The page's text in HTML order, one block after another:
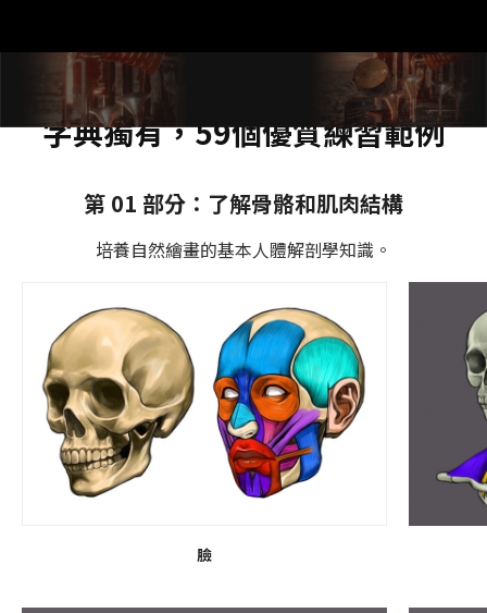
字典獨有，59個優質練習範例
第 01 部分：了解骨骼和肌肉結構
培養自然繪畫的基本人體解剖學知識。
臉